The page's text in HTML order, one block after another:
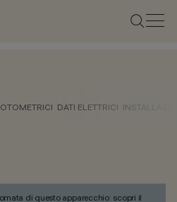
DATI ELETTRICI
di questo apparecchio: scopri il